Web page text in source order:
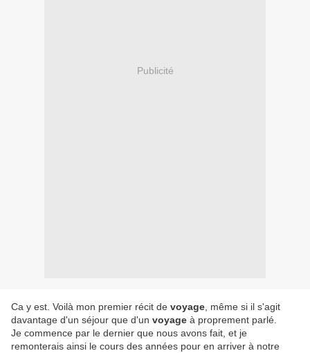
Publicité
Ca y est. Voilà mon premier récit de voyage , même si il s'agit
davantage d'un séjour que d'un voyage à proprement parlé.
Je commence par le dernier que nous avons fait, et je
remonterais ainsi le cours des années pour en arriver à notre